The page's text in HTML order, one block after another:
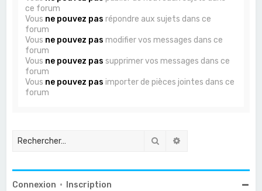
ce forum
Vous ne pouvez pas répondre aux sujets dans ce
forum
Vous ne pouvez pas modifier vos messages dans ce
forum
Vous ne pouvez pas supprimer vos messages dans ce
forum
Vous ne pouvez pas importer de pièces jointes dans ce
forum
Rechercher
Connexion • Inscription